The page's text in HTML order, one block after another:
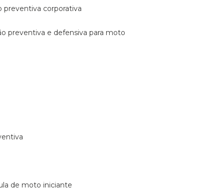
preventiva corporativa
preventiva e defensiva para moto
de moto iniciante